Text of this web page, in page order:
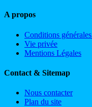
A propos
Conditions
Vie privée
Mentions Légales
Contact & Sitemap
Nous contacter
Plan du site